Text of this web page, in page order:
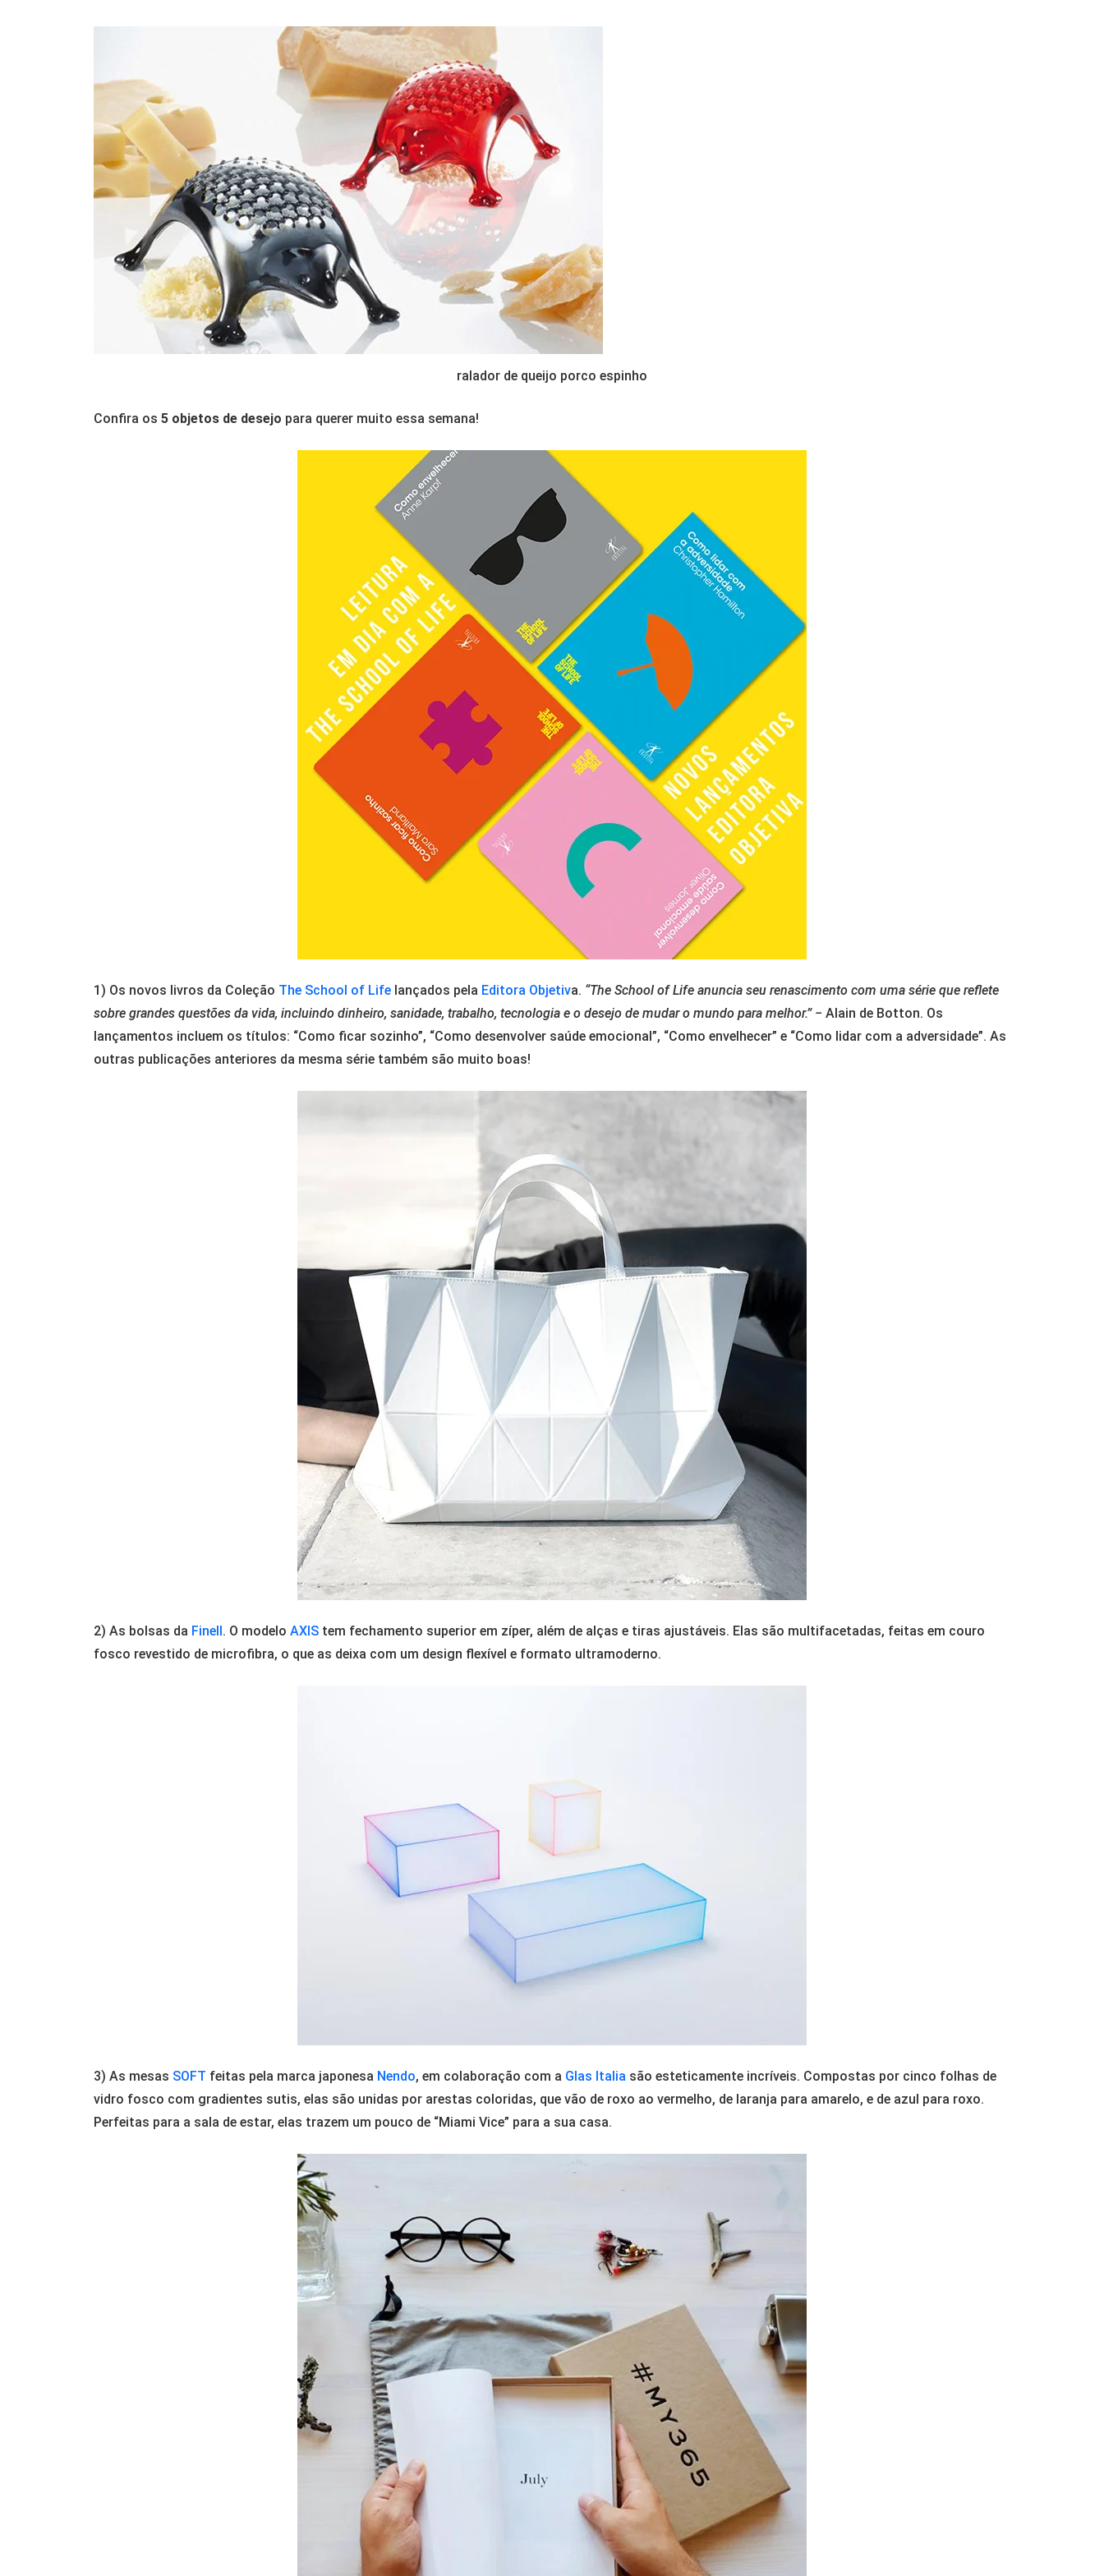
ralador de queijo porco espinho
Confira os 5 objetos de desejo para querer muito essa semana!
1) Os novos livros da Coleção The School of Life lançados pela Editora Objetiva. “The School of Life anuncia seu renascimento com uma série que reflete
sobre grandes questões da vida, incluindo dinheiro, sanidade, trabalho, tecnologia e o desejo de mudar o mundo para melhor.”− Alain de Botton. Os
lançamentos incluem os títulos: “Como ficar sozinho”, “Como desenvolver saúde emocional”, “Como envelhecer” e “Como lidar com a adversidade”. As
outras publicações anteriores da mesma série também são muito boas!
2) As bolsas da Finell. O modelo AXIS tem fechamento superior em zíper, além de alças e tiras ajustáveis. Elas são multifacetadas, feitas em couro
fosco revestido de microfibra, o que as deixa com um design flexível e formato ultramoderno.
3) As mesas SOFT feitas pela marca japonesa Nendo, em colaboração com a Glas Italia são esteticamente incríveis. Compostas por cinco folhas de
vidro fosco com gradientes sutis, elas são unidas por arestas coloridas, que vão de roxo ao vermelho, de laranja para amarelo, e de azul para roxo.
Perfeitas para a sala de estar, elas trazem um pouco de “Miami Vice” para a sua casa.